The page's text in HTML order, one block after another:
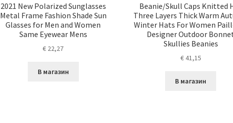
2021 New Polarized Sunglasses
Metal Frame Fashion Shade Sun
Glasses for Men and Women
Same Eyewear Mens
€ 22,27
В магазин
Beanie/Skull Caps Knitted
Three Layers Thick Warm
Winter Hats For Women
Designer Outdoor
Skullies Beanies
€41,15
В магазин